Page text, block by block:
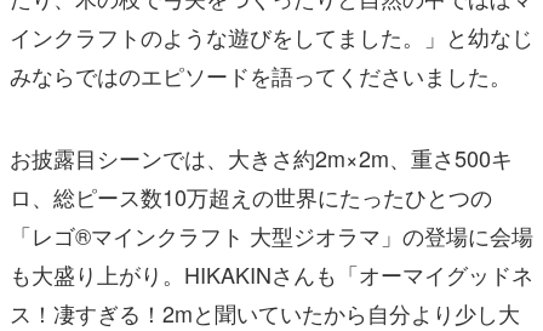
インクラフトのような遊びをしてました。」と幼なじ
みならではのエピソードを語ってくださいました。
お披露目シーンでは、大きさ約2m×2m、重さ500キ
ロ、総ピース数10万超えの世界にたったひとつの
「レゴ®マインクラフト 大型ジオラマ」の登場に会場
も大盛り上がり。HIKAKINさんも「オーマイグッドネ
ス！凄すぎる！2mと聞いていたから自分より少し大